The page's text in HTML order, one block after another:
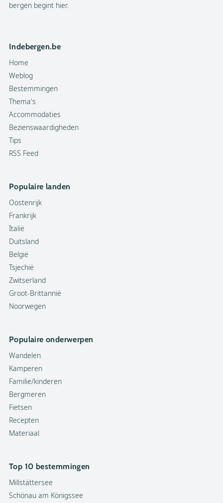
bergen begint hier.
Indebergen.be
Home
Weblog
Bestemmingen
Thema's
Accommodaties
Bezienswaardigheden
Tips
RSS Feed
Populaire landen
Oostenrijk
Frankrijk
Italië
Duitsland
België
Tsjechië
Zwitserland
Groot-Brittannië
Noorwegen
Populaire onderwerpen
Wandelen
Kamperen
Familie/kinderen
Bergmeren
Fietsen
Recepten
Materiaal
Top 10 bestemmingen
Millstättersee
Schönau am Königssee